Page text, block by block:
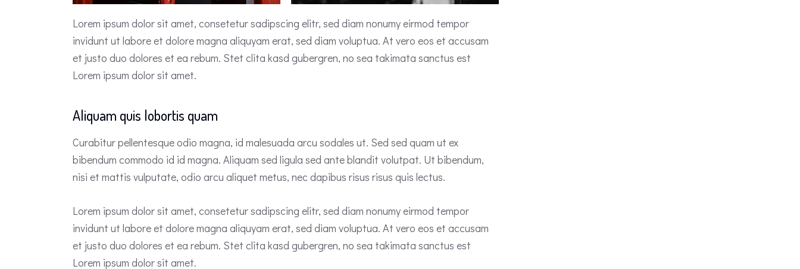
Lorem ipsum dolor sit amet, consetetur sadipscing elitr, sed diam nonumy eirmod tempor
invidunt ut labore et dolore magna aliquyam erat, sed diam voluptua. At vero eos et accusam
et justo duo dolores et ea rebum. Stet clita kasd gubergren, no sea takimata sanctus est
Lorem ipsum dolor sit amet.
Aliquam quis lobortis quam
Curabitur pellentesque odio magna, id malesuada arcu sodales ut. Sed sed quam ut ex
bibendum commodo id id magna. Aliquam sed ligula sed ante blandit volutpat. Ut bibendum,
nisi et mattis vulputate, odio arcu aliquet metus, nec dapibus risus risus quis lectus.
Lorem ipsum dolor sit amet, consetetur sadipscing elitr, sed diam nonumy eirmod tempor
invidunt ut labore et dolore magna aliquyam erat, sed diam voluptua. At vero eos et accusam
et justo duo dolores et ea rebum. Stet clita kasd gubergren, no sea takimata sanctus est
Lorem ipsum dolor sit amet.